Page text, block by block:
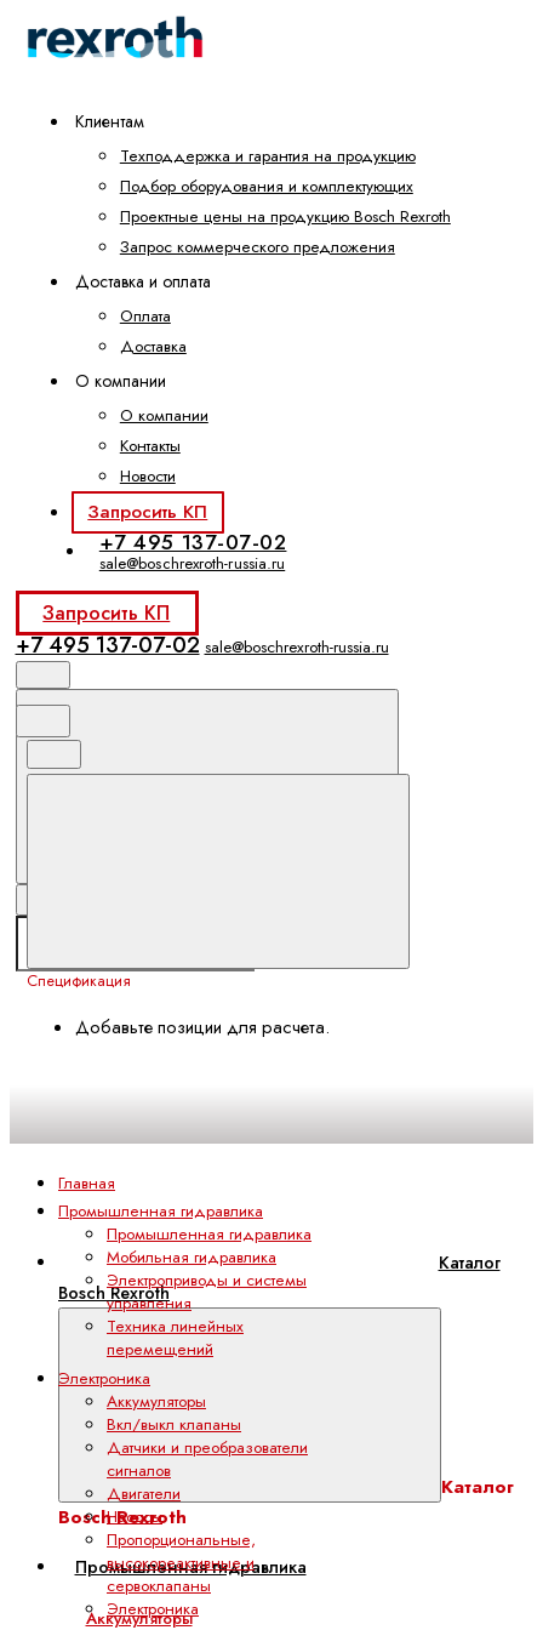
Клиентам
Техподдержка и гарантия на продукцию
Подбор оборудования и комплектующих
Проектные цены на продукцию Bosch Rexroth
Запрос коммерческого предложения
Доставка и оплата
Оплата
Доставка
О компании
О компании
Контакты
Новости
Запросить КП
+7 495 137-07-02
sale@boschrexroth-russia.ru
Запросить КП
+7 495 137-07-02 sale@boschrexroth-russia.ru
Спецификация
Добавьте позиции для расчета.
Каталог
Bosch Rexroth
Каталог
Bosch Rexroth
Промышленная гидравлика
Аккумуляторы
Главная
Промышленная гидравлика
Промышленная гидравлика
Мобильная гидравлика
Электроприводы и системы
управления
Техника линейных
перемещений
Электроника
Аккумуляторы
Вкл/выкл клапаны
Датчики и преобразователи
сигналов
Двигатели
Насосы
Пропорциональные,
высокореактивные и
сервоклапаны
Электроника